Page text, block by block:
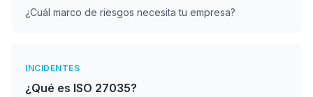
¿Cuál marco de riesgos necesita tu empresa?
INCIDENTES
¿Qué es ISO 27035?